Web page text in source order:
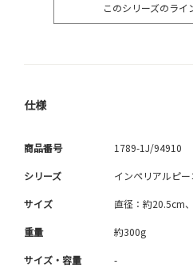
このシリーズのライ
仕様
商品番号 1789-1J/94910
シリーズ インペリアルピー
サイズ 直径：約20.5cm
重量 約300g
サイズ・容量 -